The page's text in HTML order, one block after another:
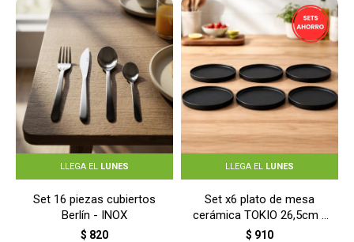
LLEGA EL LUNES
Set 16 piezas cubiertos
Berlín - INOX
$ 820
LLEGA EL LUNES
Set x6 plato de mesa
cerámica TOKIO 26,5cm -
NEGRO
$ 910